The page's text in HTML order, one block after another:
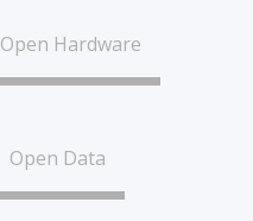
Open Hardware
Open Data